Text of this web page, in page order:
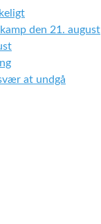
den 21. august
at undgå